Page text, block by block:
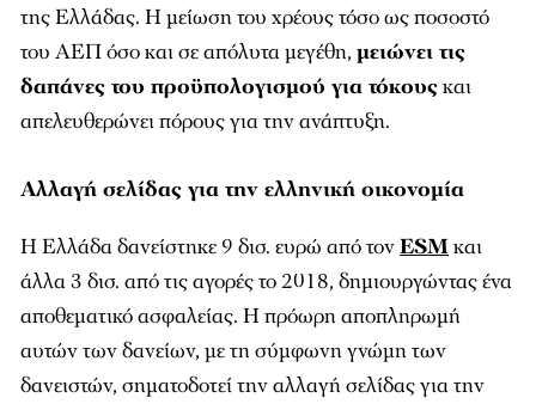
της Ελλάδας. Η μείωση του χρέους τόσο ως ποσοστό
του ΑΕΠ όσο και σε απόλυτα μεγέθη, μειώνει τις
δαπάνες του προϋπολογισμού για τόκουςκαι
απελευθερώνει πόρους για την ανάπτυξη.
Αλλαγή σελίδας για την ελληνική οικονομία
Η Ελλάδα δανείστηκε 9 δισ. ευρώ από τονESMκαι
άλλα 3 δισ. από τις αγορές το 2018, δημιουργώντας ένα
αποθεματικό ασφαλείας. Η πρόωρη αποπληρωμή
αυτών των δανείων, με τη σύμφωνη γνώμη των
δανειστών, σηματοδοτεί την αλλαγή σελίδας για την